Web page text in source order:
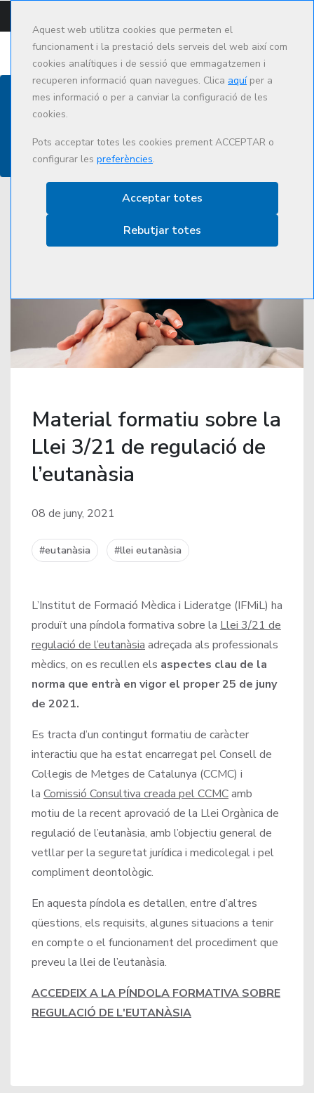
Aquest web utilitza cookies que permeten el
funcionament i la prestació dels serveis del web així com
cookies analítiques i de sessió que emmagatzemen i
recuperen informació quan navegues. Clica aquíper a
mes informació o per a canviar la configuració de les
cookies.
Pots acceptar totes les cookies prement ACCEPTAR o
configurar les preferències.
Acceptar totes
Rebutjar totes
Actualitat
Material formatiu sobre la
Llei 3/21 de regulació de
l’eutanàsia
08 de juny, 2021
#eutanàsia #llei eutanàsia
L’Institut de Formació Mèdica i Lideratge (IFMiL) ha
produït una píndola formativa sobre la Llei 3/21 de
regulació de l’eutanàsiaadreçada als professionals
mèdics, on es recullen els aspectes clau de la
norma que entrà en vigor el proper 25 de juny
de 2021.
Es tracta d’un contingut formatiu de caràcter
interactiu que ha estat encarregat pel Consell de
Col·legis de Metges de Catalunya (CCMC) i
la Comissió Consultiva creada pel CCMCamb
motiu de la recent aprovació de la Llei Orgànica de
regulació de l’eutanàsia, amb l’objectiu general de
vetllar per la seguretat jurídica i medicolegal i pel
compliment deontològic.
En aquesta píndola es detallen, entre d’altres
qüestions, els requisits, algunes situacions a tenir
en compte o el funcionament del procediment que
preveu la llei de l’eutanàsia.
ACCEDEIX A LA PÍNDOLA FORMATIVA SOBRE
REGULACIÓ DE L'EUTANÀSIA